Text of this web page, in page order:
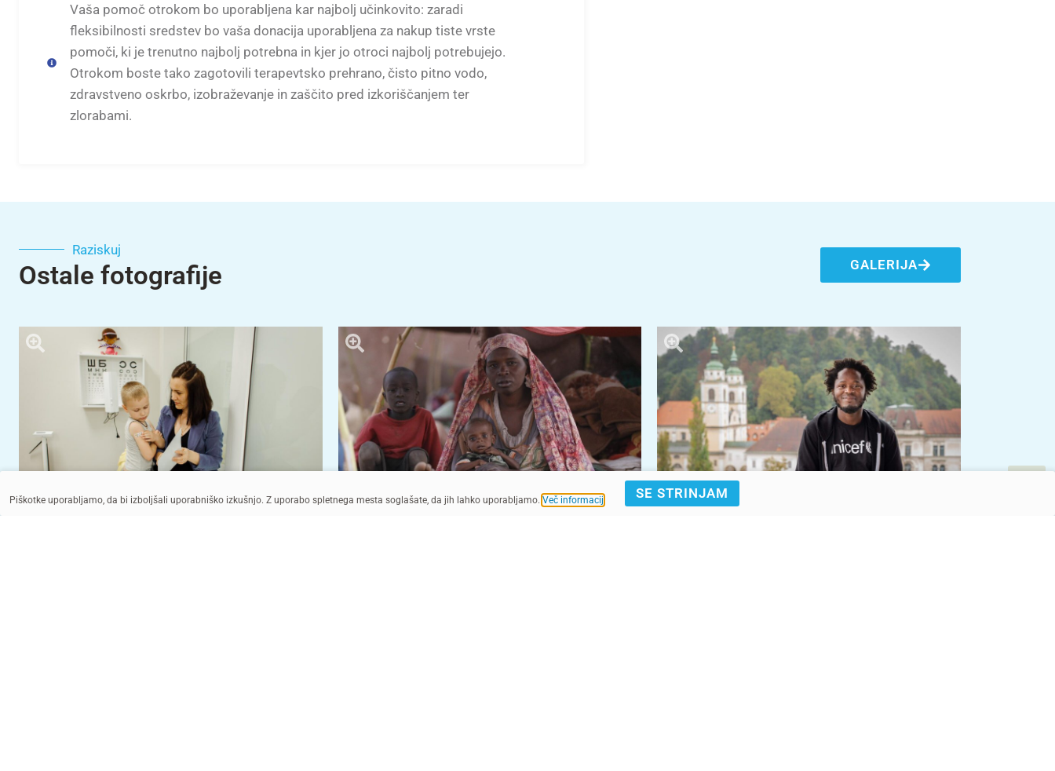
Vaša pomoč otrokom bo uporabljena kar najbolj učinkovito: zaradi
fleksibilnosti sredstev bo vaša donacija uporabljena za nakup tiste vrste
pomoči, ki je trenutno najbolj potrebna in kjer jo otroci najbolj potrebujejo.
Otrokom boste tako zagotovili terapevtsko prehrano, čisto pitno vodo,
zdravstveno oskrbo, izobraževanje in zaščito pred izkoriščanjem ter
zlorabami.
Raziskuj
Ostale fotografije GALERIJA
Piškotke uporabljamo, da bi izboljšali uporabniško izkušnjo. Z uporabo spletnega mesta soglašate, da jih lahko uporabljamo. Več informacij SE STRINJAM